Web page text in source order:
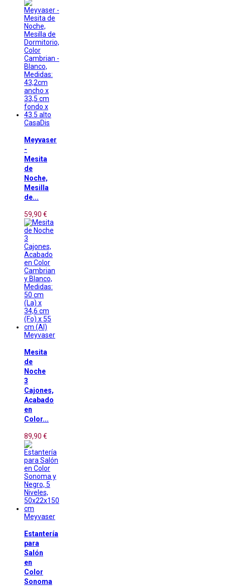
CasaDis
Meyvaser
-
Mesita
de
Noche,
Mesilla
de...
59,90 €
Meyvaser
Mesita
de
Noche
3
Cajones,
Acabado
en
Color...
89,90 €
Meyvaser
Estantería
para
Salón
en
Color
Sonoma